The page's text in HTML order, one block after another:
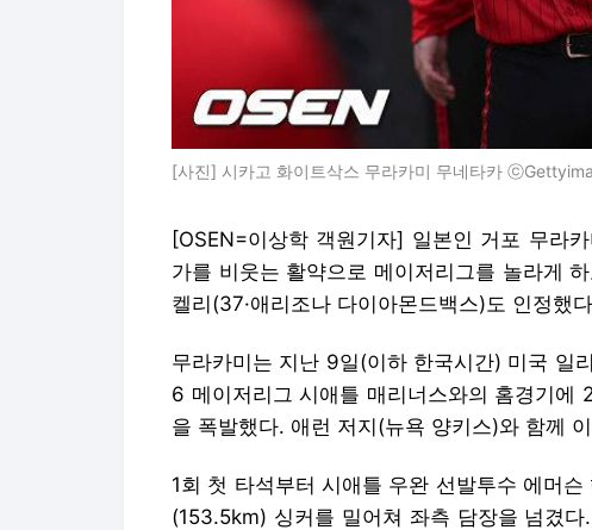
[사진] 시카고 화이트삭스 무라카미 무네타카
[OSEN=이상학 객원기자] 일본인 거포 무라
가를 비웃는 활약으로 메이저리그를 놀라게
켈리(37·애리조나 다이아몬드백스)도 인정했
무라카미는 지난 9일(이하 한국시간) 미국 일
6 메이저리그 시애틀 매리너스와의 홈경기에
을 폭발했다. 애런 저지(뉴욕 양키스)와 함께
1회 첫 타석부터 시애틀 우완 선발투수 에머
(153.5km) 싱커를 밀어쳐 좌측 담장을 넘겼